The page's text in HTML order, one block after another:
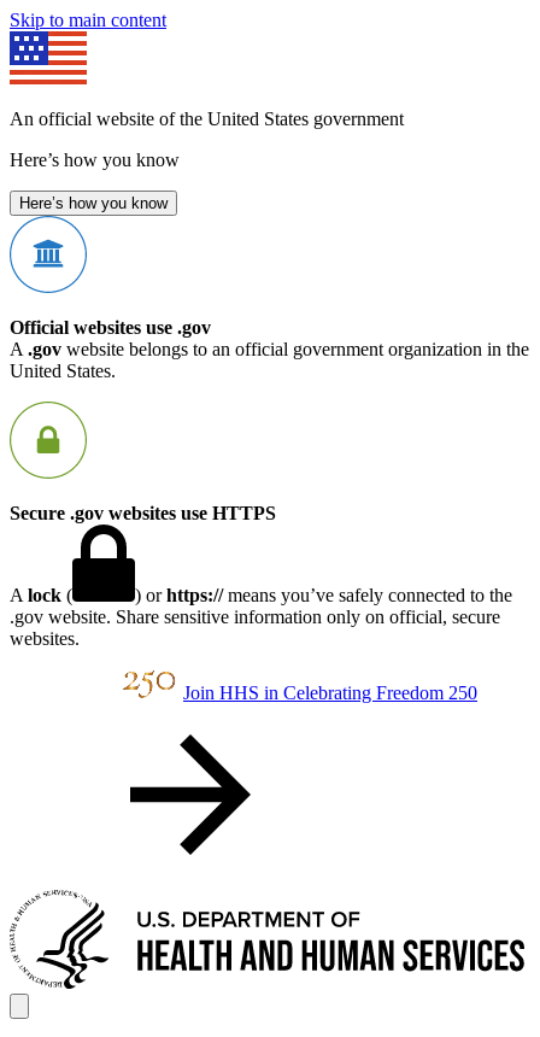
Skip to main content
An official website of the United States government
Here’s how you know
Here’s how you know
Official websites use .gov
A .gov website belongs to an official government organization in the
United States.
Secure .gov websites use HTTPS
A lock ( ) orhttps://means you’ve safely connected to the
.gov website. Share sensitive information only on official, secure
websites.
Join HHS in Celebrating Freedom 250